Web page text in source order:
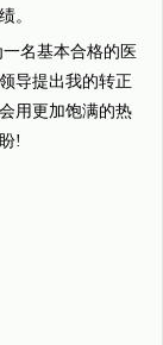
。
名基本合格的医
导提出我的转正
用更加饱满的热
!